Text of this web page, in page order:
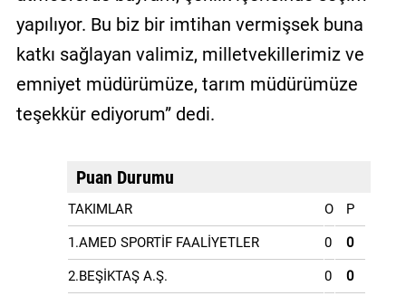
yapılıyor. Bu biz bir imtihan vermişsek buna
katkı sağlayan valimiz, milletvekillerimiz ve
emniyet müdürümüze, tarım müdürümüze
teşekkür ediyorum” dedi.
Puan Durumu
TAKIMLAR O P
1.AMED SPORTİF FAALİYETLER 0 0
2.BEŞİKTAŞ A.Ş. 0 0